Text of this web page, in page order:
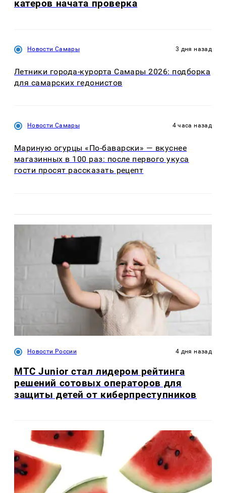
катеров начата проверка
Новости Самары 3 дня назад
Летники города-курорта Самары 2026: подборка
для самарских гедонистов
Новости Самары 4 часа назад
Мариную огурцы «По-баварски» — вкуснее
магазинных в 100 раз: после первого укуса
гости просят рассказать рецепт
Новости России 4 дня назад
МТС Junior стал лидером рейтинга
решений сотовых операторов для
защиты детей от киберпреступников